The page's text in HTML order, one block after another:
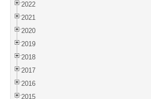
2022
2021
2020
2019
2018
2017
2016
2015